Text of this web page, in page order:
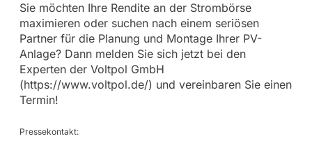
Sie möchten Ihre Rendite an der Strombörse
maximieren oder suchen nach einem seriösen
Partner für die Planung und Montage Ihrer PV-
Anlage? Dann melden Sie sich jetzt bei den
Experten der Voltpol GmbH
(https://www.voltpol.de/) und vereinbaren Sie einen
Termin!
Pressekontakt: